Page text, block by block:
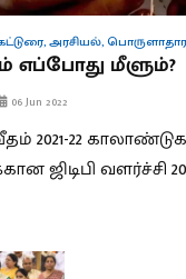
,அரசியல்,
எப்போது மீளும்?
06 Jun 2022
2021-22
ஜிடிபி வளர்ச்சி